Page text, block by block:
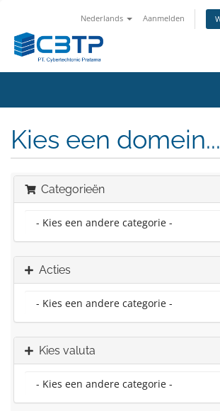
Nederlands Aanmelden
Kies een domein...
Categorieën
Acties
Kies valuta